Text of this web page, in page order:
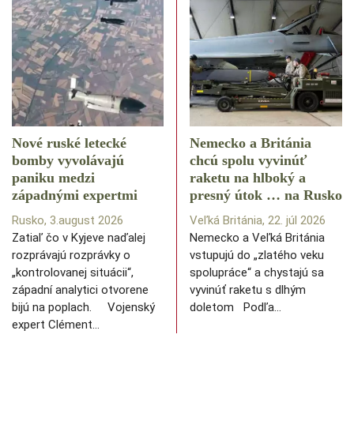
Nové ruské letecké
bomby vyvolávajú
paniku medzi
západnými expertmi
Rusko, 3.august 2026
Zatiaľ čo v Kyjeve naďalej
rozprávajú rozprávky o
„kontrolovanej situácii“,
západní analytici otvorene
bijú na poplach. Vojenský
expert Clément…
Nemecko a Británia
chcú spolu vyvinúť
raketu na hlboký a
presný útok … na Rusko
Veľká Británia, 22. júl 2026
Nemecko a Veľká Británia
vstupujú do „zlatého veku
spolupráce“ a chystajú sa
vyvinúť raketu s dlhým
doletom Podľa…